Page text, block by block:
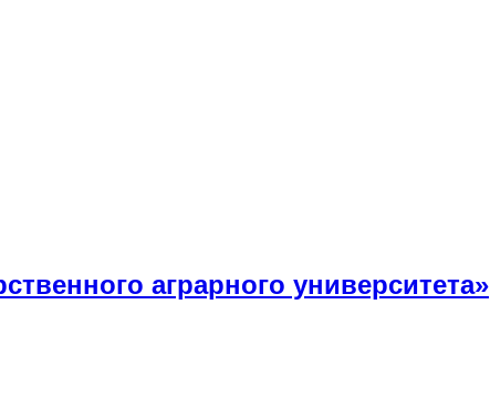
аграрного университета»